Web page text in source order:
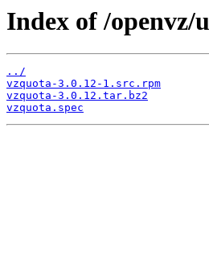
Index of /openvz/
../
vzquota-3.0.12-1.src.rpm
vzquota-3.0.12.tar.bz2
vzquota.spec